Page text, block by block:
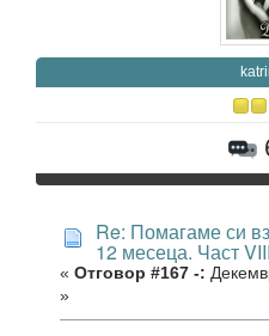
Re: Помагаме си
12 месеца. Част VIII
« Отговор #167 -:
»